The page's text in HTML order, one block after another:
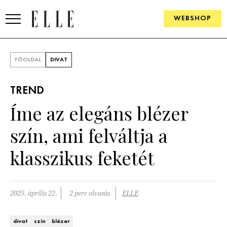
WEBSHOP
SZÉPSÉG
ÉLETMÓD
PÁRKAPCSOLAT
FŐOLDAL DIVAT
TREND
Íme az elegáns blézer
szín, ami felváltja a
klasszikus feketét
2025. április 22. 2 perc olvasás ELLE
divat szín blézer